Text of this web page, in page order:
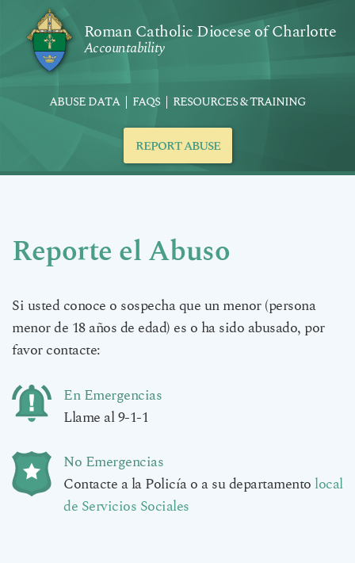
Roman Catholic Diocese of Charlotte
Accountability
ABUSE DATA FAQS RESOURCES & TRAINING
REPORT ABUSE
Reporte el Abuso
Si usted conoce o sospecha que un menor (persona
menor de 18 años de edad) es o ha sido abusado, por
favor contacte:
En Emergencias
Llame al 9-1-1
No Emergencias
Contacte a la Policía o a su departamento local
de Servicios Sociales